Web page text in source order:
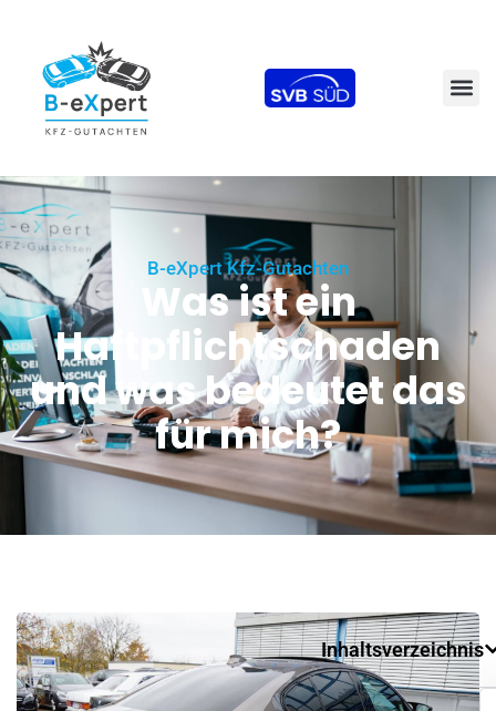
B-eXpert Kfz-Gutachten
Was ist ein
Haftpflichtschaden
und was bedeutet das
für mich?
Inhaltsverzeichnis